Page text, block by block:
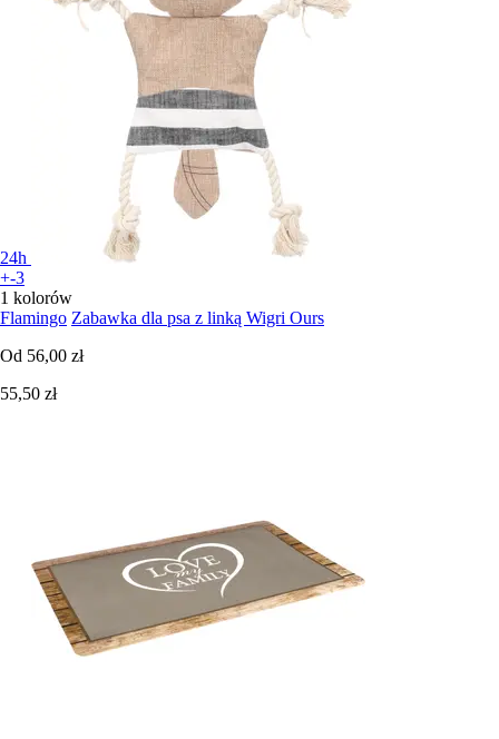
24h
+-3
1 kolorów
Flamingo Zabawka dla psa z linką Wigri Ours
Od 56,00 zł
55,50 zł